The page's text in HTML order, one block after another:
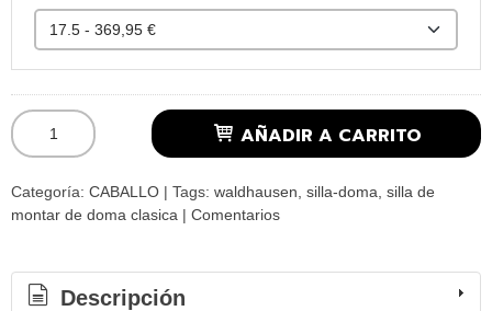
AÑADIR A CARRITO
Categoría: CABALLO | Tags: waldhausen silla-doma silla de
montar de doma clasica | Comentarios
Descripción